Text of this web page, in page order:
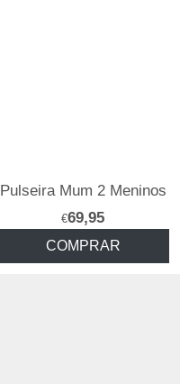
Pulseira Mum 2 Meninos
€69,95
COMPRAR